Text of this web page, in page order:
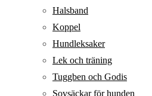
Halsband
Koppel
Hundleksaker
Lek och träning
Tuggben och Godis
Sovsäckar för hunden